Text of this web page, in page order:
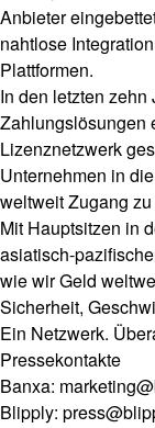
Anbieter
nahtlose
Plattformen.
In den letzten
Zahlungslösungen
Lizenznetzwerk
Unternehmen in
weltweit Zugang
Mit Hauptsitzen in
asiatisch-
wie wir Geld
Sicherheit,
Ein Netzwerk.
Pressekontakte
Banxa:
Blipply: